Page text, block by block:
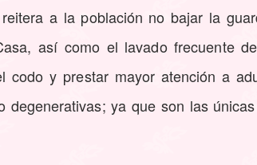
a la población no bajar la
así como el lavado frecuente
codo y prestar mayor atención a
degenerativas; ya que son las